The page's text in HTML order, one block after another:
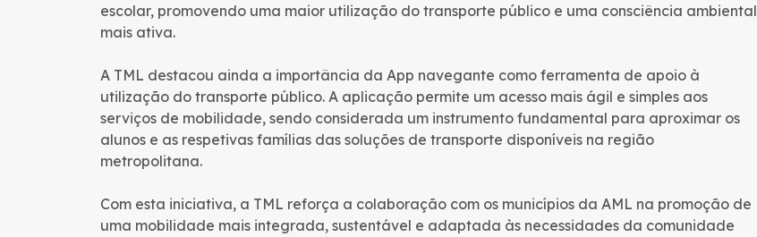
escolar, promovendo uma maior utilização do transporte público e uma consciência ambiental
mais ativa.
A TML destacou ainda a importância da App navegante como ferramenta de apoio à
utilização do transporte público. A aplicação permite um acesso mais ágil e simples aos
serviços de mobilidade, sendo considerada um instrumento fundamental para aproximar os
alunos e as respetivas famílias das soluções de transporte disponíveis na região
metropolitana.
Com esta iniciativa, a TML reforça a colaboração com os municípios da AML na promoção de
uma mobilidade mais integrada, sustentável e adaptada às necessidades da comunidade